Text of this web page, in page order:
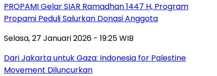
PROPAMI Gelar SIAR Ramadhan 1447 H, Program
Propami Peduli Salurkan Donasi Anggota
Selasa, 27 Januari 2026 - 19:25 WIB
Dari Jakarta untuk Gaza: Indonesia for Palestine
Movement Diluncurkan